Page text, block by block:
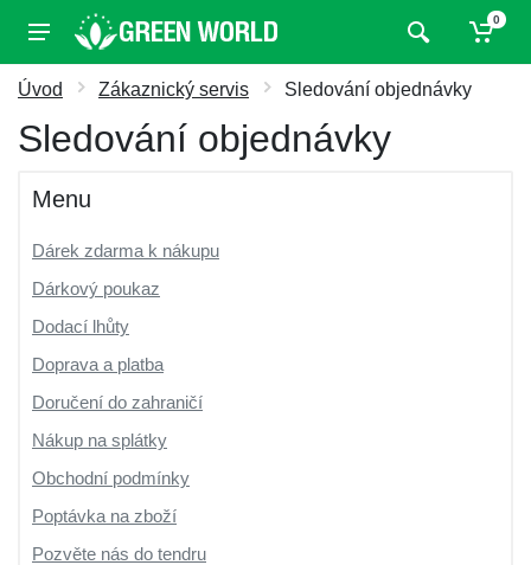
0
Úvod Zákaznický servis Sledování objednávky
Sledování objednávky
Menu
Dárek zdarma k nákupu
Dárkový poukaz
Dodací lhůty
Doprava a platba
Doručení do zahraničí
Nákup na splátky
Obchodní podmínky
Poptávka na zboží
Pozvěte nás do tendru